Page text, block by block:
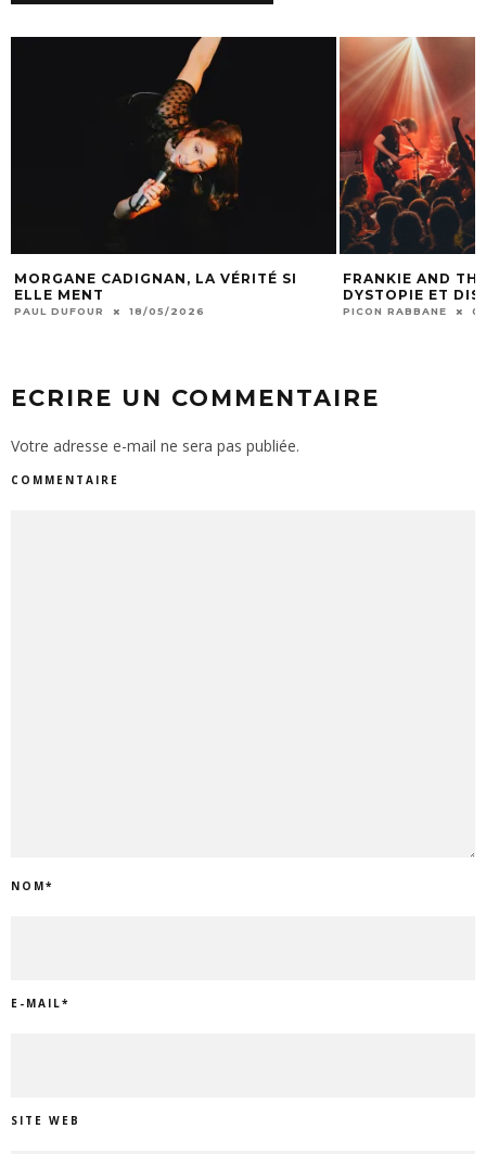
CADIGNAN, LA VÉRITÉ SI
MENT
18/05/2026
FRANKIE AND THE
DYSTOPIE ET DISTO-
PICON RABBANE 06/01/
ECRIRE UN COMMENTAIRE
Votre adresse e-mail ne sera pas publiée.
COMMENTAIRE
NOM*
E-MAIL*
SITE WEB